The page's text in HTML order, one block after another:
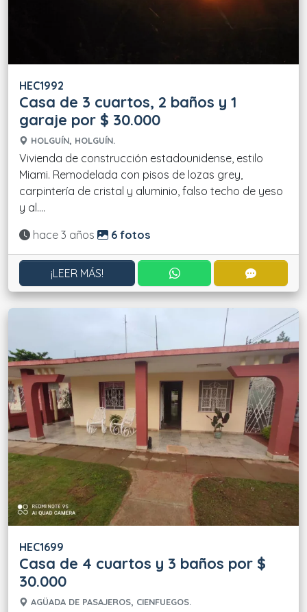
HEC1992
Casa de 3 cuartos, 2 baños y 1
garaje por $ 30.000
HOLGUÍN, HOLGUÍN.
Vivienda de construcción estadounidense, estilo
Miami. Remodelada con pisos de lozas grey,
carpintería de cristal y aluminio, falso techo de yeso
y al....
Actualizado:
hace 3 años 6 fotos
¡LEER MÁS! CONTACTAR POR
HEC1699
Casa de 4 cuartos y 3 baños por $
30.000
AGÜADA DE PASAJEROS, CIENFUEGOS.